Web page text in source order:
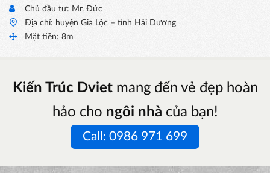
Chủ đầu tư: Mr. Đức
Địa chỉ: huyện Gia Lộc – tỉnh Hải Dương
Mặt tiền: 8m
Kiến Trúc Dvietmang đến vẻ đẹp hoàn
hảo cho ngôi nhà của bạn!
Call: 0986 971 699